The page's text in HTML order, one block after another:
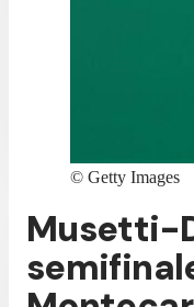
© Getty Images
Musetti-